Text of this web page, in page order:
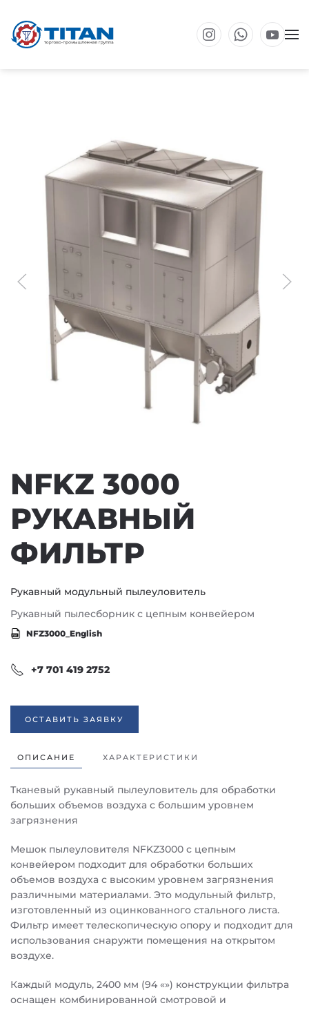
Перейти к основному содержанию
NFKZ 3000
РУКАВНЫЙ
ФИЛЬТР
Рукавный модульный пылеуловитель
Рукавный пылесборник с цепным конвейером
NFZ3000_English
+7 701 419 2752
ОСТАВИТЬ ЗАЯВКУ
ОПИСАНИЕ ХАРАКТЕРИСТИКИ
Тканевый рукавный пылеуловитель для обработки
больших объемов воздуха с большим уровнем
загрязнения
Мешок пылеуловителя NFKZ3000 с цепным
конвейером подходит для обработки больших
объемов воздуха с высоким уровнем загрязнения
различными материалами. Это модульный фильтр,
изготовленный из оцинкованного стального листа.
Фильтр имеет телескопическую опору и подходит для
использования снаружти помещения на открытом
воздухе.
Каждый модуль, 2400 мм (94 «») конструкции фильтра
оснащен комбинированной смотровой и